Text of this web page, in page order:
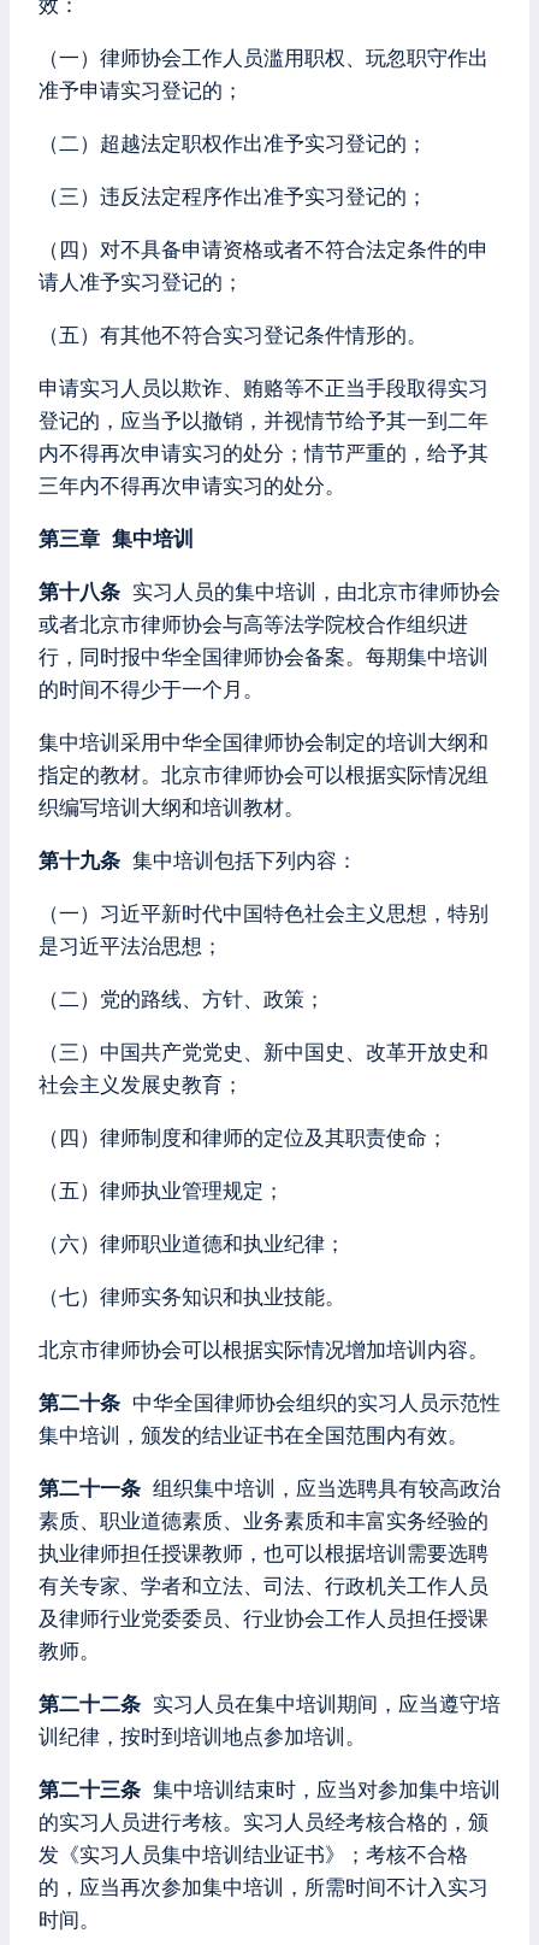
效：
（一）律师协会工作人员滥用职权、玩忽职守作出
准予申请实习登记的；
（二）超越法定职权作出准予实习登记的；
（三）违反法定程序作出准予实习登记的；
（四）对不具备申请资格或者不符合法定条件的申
请人准予实习登记的；
（五）有其他不符合实习登记条件情形的。
申请实习人员以欺诈、贿赂等不正当手段取得实习
登记的，应当予以撤销，并视情节给予其一到二年
内不得再次申请实习的处分；情节严重的，给予其
三年内不得再次申请实习的处分。
第三章 集中培训
第十八条 实习人员的集中培训，由北京市律师协会
或者北京市律师协会与高等法学院校合作组织进
行，同时报中华全国律师协会备案。每期集中培训
的时间不得少于一个月。
集中培训采用中华全国律师协会制定的培训大纲和
指定的教材。北京市律师协会可以根据实际情况组
织编写培训大纲和培训教材。
第十九条 集中培训包括下列内容：
（一）习近平新时代中国特色社会主义思想，特别
是习近平法治思想；
（二）党的路线、方针、政策；
（三）中国共产党党史、新中国史、改革开放史和
社会主义发展史教育；
（四）律师制度和律师的定位及其职责使命；
（五）律师执业管理规定；
（六）律师职业道德和执业纪律；
（七）律师实务知识和执业技能。
北京市律师协会可以根据实际情况增加培训内容。
第二十条 中华全国律师协会组织的实习人员示范性
集中培训，颁发的结业证书在全国范围内有效。
第二十一条 组织集中培训，应当选聘具有较高政治
素质、职业道德素质、业务素质和丰富实务经验的
执业律师担任授课教师，也可以根据培训需要选聘
有关专家、学者和立法、司法、行政机关工作人员
及律师行业党委委员、行业协会工作人员担任授课
教师。
第二十二条 实习人员在集中培训期间，应当遵守培
训纪律，按时到培训地点参加培训。
第二十三条 集中培训结束时，应当对参加集中培训
的实习人员进行考核。实习人员经考核合格的，颁
发《实习人员集中培训结业证书》；考核不合格
的，应当再次参加集中培训，所需时间不计入实习
时间。